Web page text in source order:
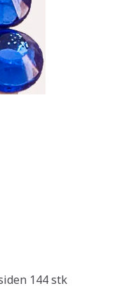
144 stk